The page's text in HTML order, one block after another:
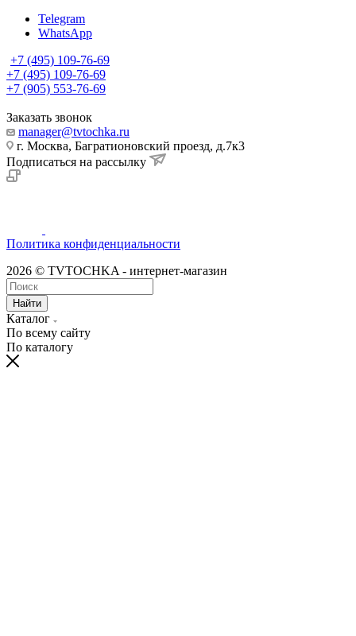
Telegram
WhatsApp
+7 (495) 109-76-69
+7 (495) 109-76-69
+7 (905) 553-76-69
Заказать звонок
manager@tvtochka.ru
г. Москва, Багратионовский проезд, д.7к3
Подписаться на рассылку
Политика конфиденциальности
2026 © TVTOCHKA - интернет-магазин
Найти
Каталог
По всему сайту
По каталогу